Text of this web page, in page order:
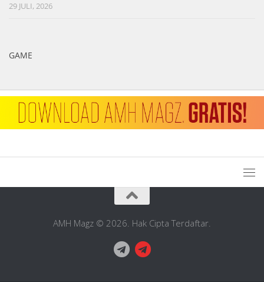
29 JULI, 2026
GAME
AMH Magz © 2026. Hak Cipta Terdaftar.